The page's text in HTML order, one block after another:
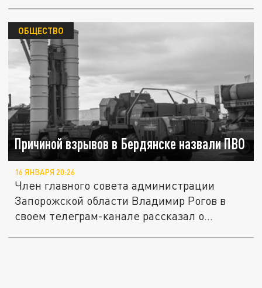
Причиной взрывов в Бердянске назвали ПВО
ОБЩЕСТВО
16 ЯНВАРЯ 20:26
Член главного совета администрации
Запорожской области Владимир Рогов в
своем телеграм-канале рассказал о...